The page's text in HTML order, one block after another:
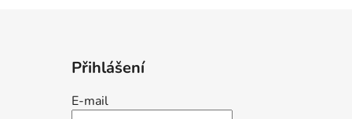
Přihlášení
E-mail